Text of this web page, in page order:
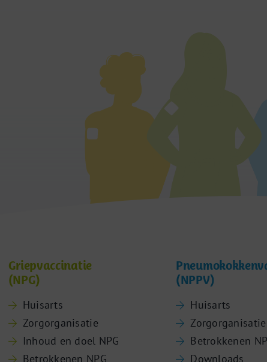
Griepvaccinatie
(NPG)
Huisarts
Zorgorganisatie
Inhoud en doel NPG
Betrokkenen NPG
(NPPV)
Huisarts
Zorgorganisatie
Betrokkenen
Downloads